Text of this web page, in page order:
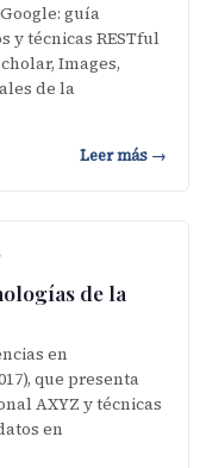
guía
y técnicas RESTful
Images,
de la
Leer más →
de la
en
que presenta
AXYZ y técnicas
en